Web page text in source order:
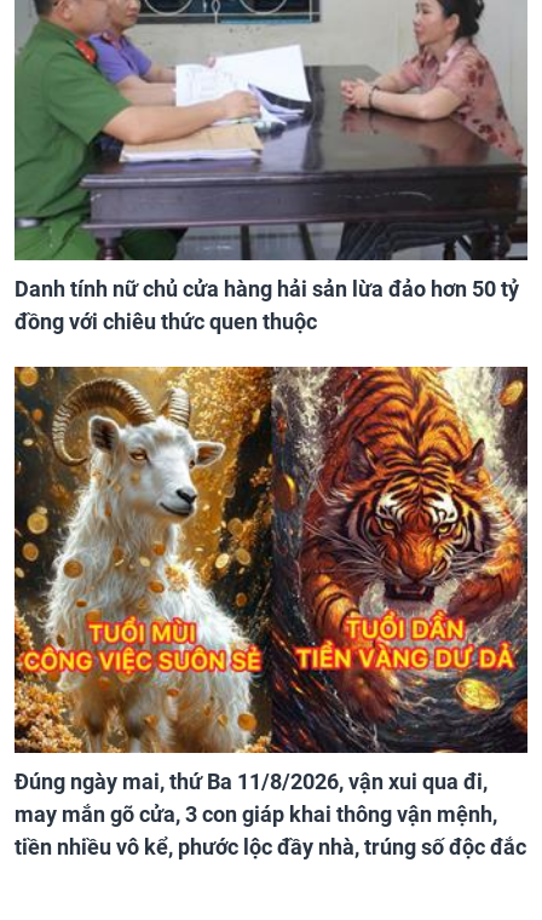
Danh tính nữ chủ cửa hàng hải sản lừa đảo hơn 50 tỷ
đồng với chiêu thức quen thuộc
Đúng ngày mai, thứ Ba 11/8/2026, vận xui qua đi,
may mắn gõ cửa, 3 con giáp khai thông vận mệnh,
tiền nhiều vô kể, phước lộc đầy nhà, trúng số độc đắc